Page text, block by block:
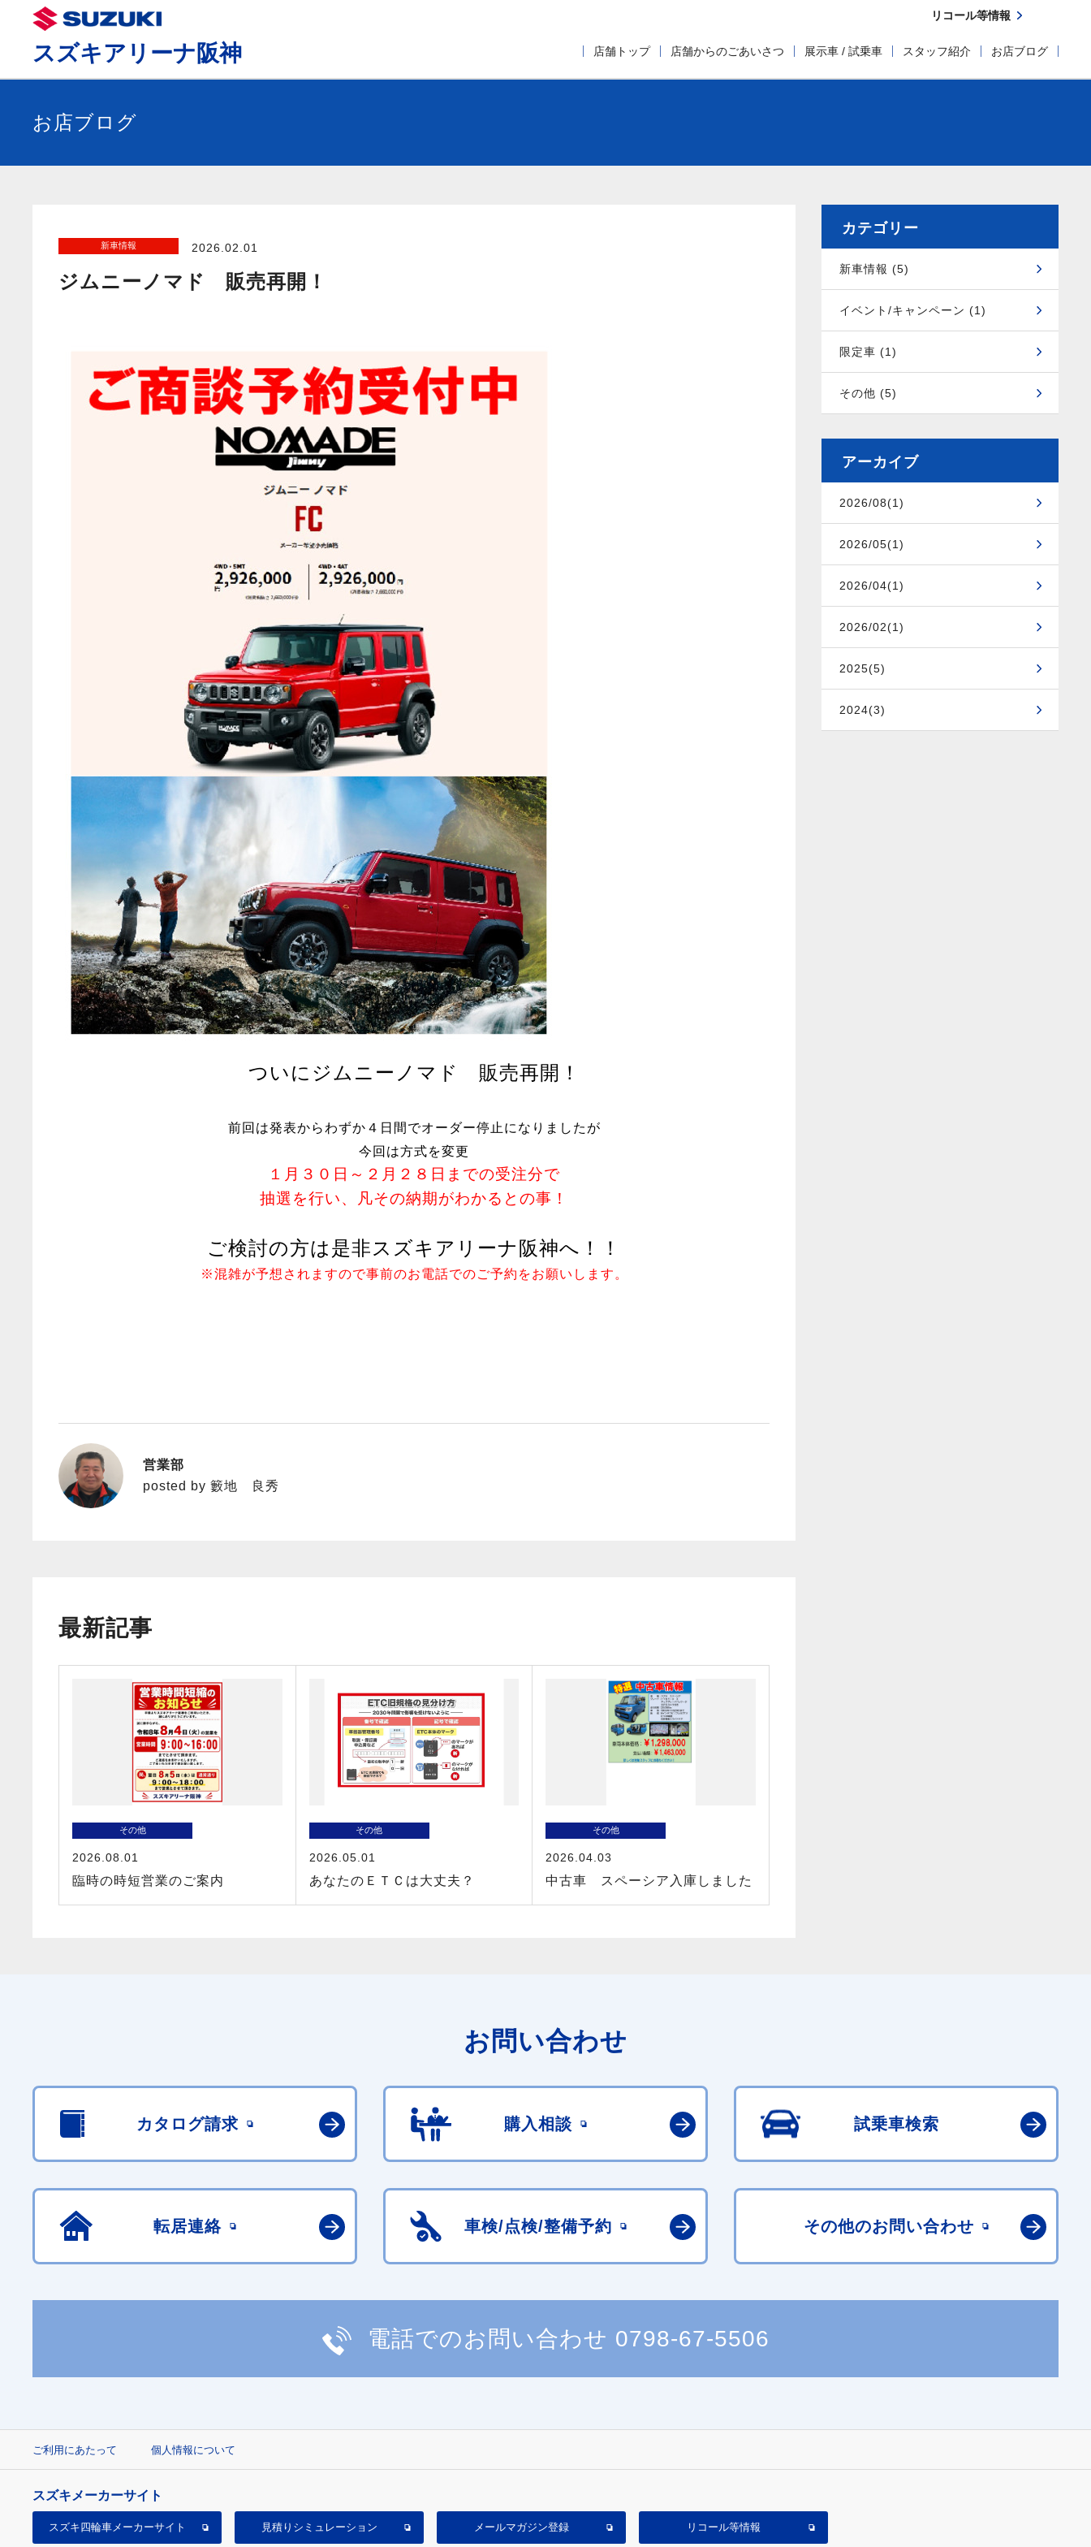
スズキアリーナ阪神 店舗トップ 店舗からのごあいさつ 展示車 / 試乗車 スタッフ紹介 お店ブログ
リコール等情報
お店ブログ
新車情報 2026.02.01
ジムニーノマド 販売再開！
ついにジムニーノマド 販売再開！
前回は発表からわずか４日間でオーダー停止になりましたが
今回は方式を変更
１月３０日～２月２８日までの受注分で
抽選を行い、凡その納期がわかるとの事！
ご検討の方は是非スズキアリーナ阪神へ！！
※混雑が予想されますので事前のお電話でのご予約をお願いします。
籔地 良秀
営業部
posted by 籔地 良秀
最新記事
その他
2026.08.01
臨時の時短営業のご案内
その他
2026.05.01
あなたのＥＴＣは大丈夫？
その他
2026.04.03
中古車 スペーシア入庫しました
カテゴリー
新車情報 (5)
イベント/キャンペーン (1)
限定車 (1)
その他 (5)
アーカイブ
2026/08(1)
2026/05(1)
2026/04(1)
2026/02(1)
2025(5)
2024(3)
お問い合わせ
カタログ請求 購入相談 試乗車検索
転居連絡 車検/点検/整備予約 その他のお問い合わせ
電話でのお問い合わせ 0798-67-5506
ご利用にあたって 個人情報について
スズキメーカーサイト
スズキ四輪車メーカーサイト 見積り シミュレーション メールマガジン登録 リコール等情報